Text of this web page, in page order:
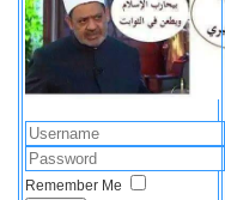
Remember Me